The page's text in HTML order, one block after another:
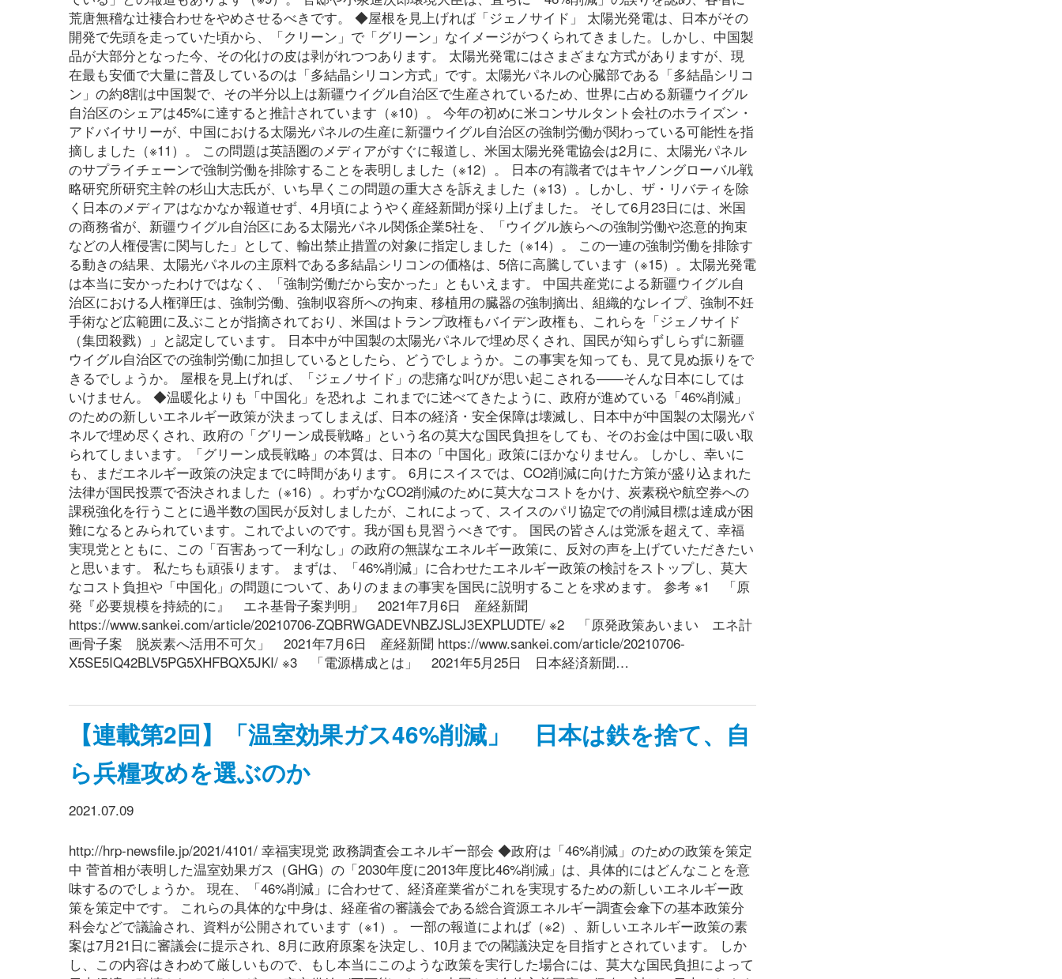
荒唐無稽な辻褄合わせをやめさせるべきです。 ◆屋根を見上げれば「ジェノサイド」 太陽光発電は、日本がその
開発で先頭を走っていた頃から、「クリーン」で「グリーン」なイメージがつくられてきました。しかし、中国製
品が大部分となった今、その化けの皮は剥がれつつあります。 太陽光発電にはさまざまな方式がありますが、現
在最も安価で大量に普及しているのは「多結晶シリコン方式」です。太陽光パネルの心臓部である「多結晶シリコ
ン」の約8割は中国製で、その半分以上は新疆ウイグル自治区で生産されているため、世界に占める新疆ウイグル
自治区のシェアは45%に達すると推計されています（※10）。 今年の初めに米コンサルタント会社のホライズン・
アドバイサリーが、中国における太陽光パネルの生産に新彊ウイグル自治区の強制労働が関わっている可能性を指
摘しました（※11）。 この問題は英語圏のメディアがすぐに報道し、米国太陽光発電協会は2月に、太陽光パネル
のサプライチェーンで強制労働を排除することを表明しました（※12）。 日本の有識者ではキヤノングローバル戦
略研究所研究主幹の杉山大志氏が、いち早くこの問題の重大さを訴えました（※13）。しかし、ザ・リバティを除
く日本のメディアはなかなか報道せず、4月頃にようやく産経新聞が採り上げました。 そして6月23日には、米国
の商務省が、新疆ウイグル自治区にある太陽光パネル関係企業5社を、「ウイグル族らへの強制労働や恣意的拘束
などの人権侵害に関与した」として、輸出禁止措置の対象に指定しました（※14）。 この一連の強制労働を排除す
る動きの結果、太陽光パネルの主原料である多結晶シリコンの価格は、5倍に高騰しています（※15）。太陽光発電
は本当に安かったわけではなく、「強制労働だから安かった」ともいえます。 中国共産党による新疆ウイグル自
治区における人権弾圧は、強制労働、強制収容所への拘束、移植用の臓器の強制摘出、組織的なレイプ、強制不妊
手術など広範囲に及ぶことが指摘されており、米国はトランプ政権もバイデン政権も、これらを「ジェノサイド
（集団殺戮）」と認定しています。 日本中が中国製の太陽光パネルで埋め尽くされ、国民が知らずしらずに新疆
ウイグル自治区での強制労働に加担しているとしたら、どうでしょうか。この事実を知っても、見て見ぬ振りをで
きるでしょうか。 屋根を見上げれば、「ジェノサイド」の悲痛な叫びが思い起こされる――そんな日本にしては
いけません。 ◆温暖化よりも「中国化」を恐れよ これまでに述べてきたように、政府が進めている「46%削減」
のための新しいエネルギー政策が決まってしまえば、日本の経済・安全保障は壊滅し、日本中が中国製の太陽光パ
ネルで埋め尽くされ、政府の「グリーン成長戦略」という名の莫大な国民負担をしても、そのお金は中国に吸い取
られてしまいます。「グリーン成長戦略」の本質は、日本の「中国化」政策にほかなりません。 しかし、幸いに
も、まだエネルギー政策の決定までに時間があります。 6月にスイスでは、CO2削減に向けた方策が盛り込まれた
法律が国民投票で否決されました（※16）。わずかなCO2削減のために莫大なコストをかけ、炭素税や航空券への
課税強化を行うことに過半数の国民が反対しましたが、これによって、スイスのパリ協定での削減目標は達成が困
難になるとみられています。これでよいのです。我が国も見習うべきです。 国民の皆さんは党派を超えて、幸福
実現党とともに、この「百害あって一利なし」の政府の無謀なエネルギー政策に、反対の声を上げていただきたい
と思います。 私たちも頑張ります。 まずは、「46%削減」に合わせたエネルギー政策の検討をストップし、莫大
なコスト負担や「中国化」の問題について、ありのままの事実を国民に説明することを求めます。 参考 ※1 「原
発『必要規模を持続的に』 エネ基骨子案判明」 2021年7月6日 産経新聞
https://www.sankei.com/article/20210706-ZQBRWGADEVNBZJSLJ3EXPLUDTE/ ※2 「原発政策あいまい エネ計
画骨子案 脱炭素へ活用不可欠」 2021年7月6日 産経新聞 https://www.sankei.com/article/20210706-
X5SE5IQ42BLV5PG5XHFBQX5JKI/ ※3 「電源構成とは」 2021年5月25日 日本経済新聞…
【連載第2回】「温室効果ガス46%削減」 日本は鉄を捨て、自
ら兵糧攻めを選ぶのか
2021.07.09
http://hrp-newsfile.jp/2021/4101/ 幸福実現党 政務調査会エネルギー部会 ◆政府は「46%削減」のための政策を策定
中 菅首相が表明した温室効果ガス（GHG）の「2030年度に2013年度比46%削減」は、具体的にはどんなことを意
味するのでしょうか。 現在、「46%削減」に合わせて、経済産業省がこれを実現するための新しいエネルギー政
策を策定中です。 これらの具体的な中身は、経産省の審議会である総合資源エネルギー調査会傘下の基本政策分
科会などで議論され、資料が公開されています（※1）。 一部の報道によれば（※2）、新しいエネルギー政策の素
案は7月21日に審議会に提示され、8月に政府原案を決定し、10月までの閣議決定を目指すとされています。 しか
し、この内容はきわめて厳しいもので、もし本当にこのような政策を実行した場合には、莫大な国民負担によって